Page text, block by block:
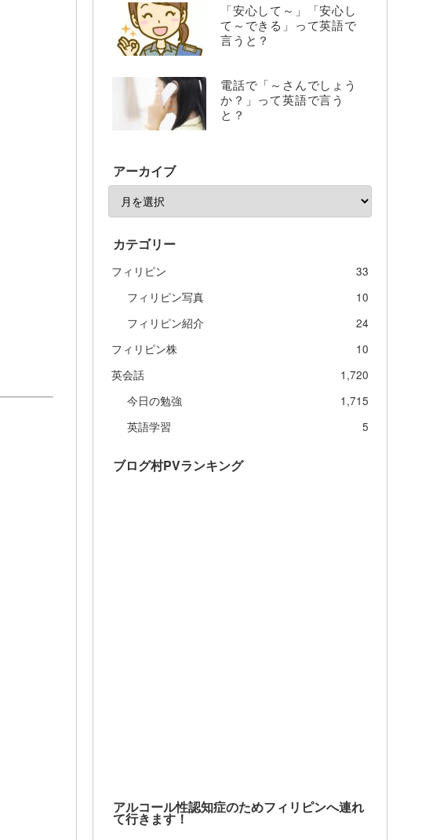
「安心して～」「安心し
て～できる」って英語で
言うと？
電話で「～さんでしょう
か？」って英語で言う
と？
アーカイブ
カテゴリー
フィリピン
33
フィリピン写真
10
フィリピン紹介
24
フィリピン株
10
英会話
1,720
今日の勉強
1,715
英語学習
5
ブログ村PVランキング
アルコール性認知症のためフィリピンへ連れ
て行きます！